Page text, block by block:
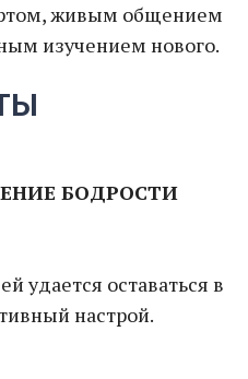
живым общением
изучением нового.
БОДРОСТИ
удается оставаться в
настрой.